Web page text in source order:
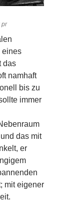
eines
das
namhaft
bis zu
immer
das mit
er
mit eigener